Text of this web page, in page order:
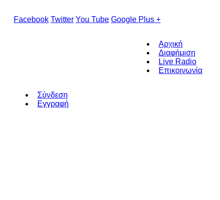
Facebook Twitter You Tube Google Plus +
Αρχική
Διαφήμιση
Live Radio
Επικοινωνία
Σύνδεση
Εγγραφή